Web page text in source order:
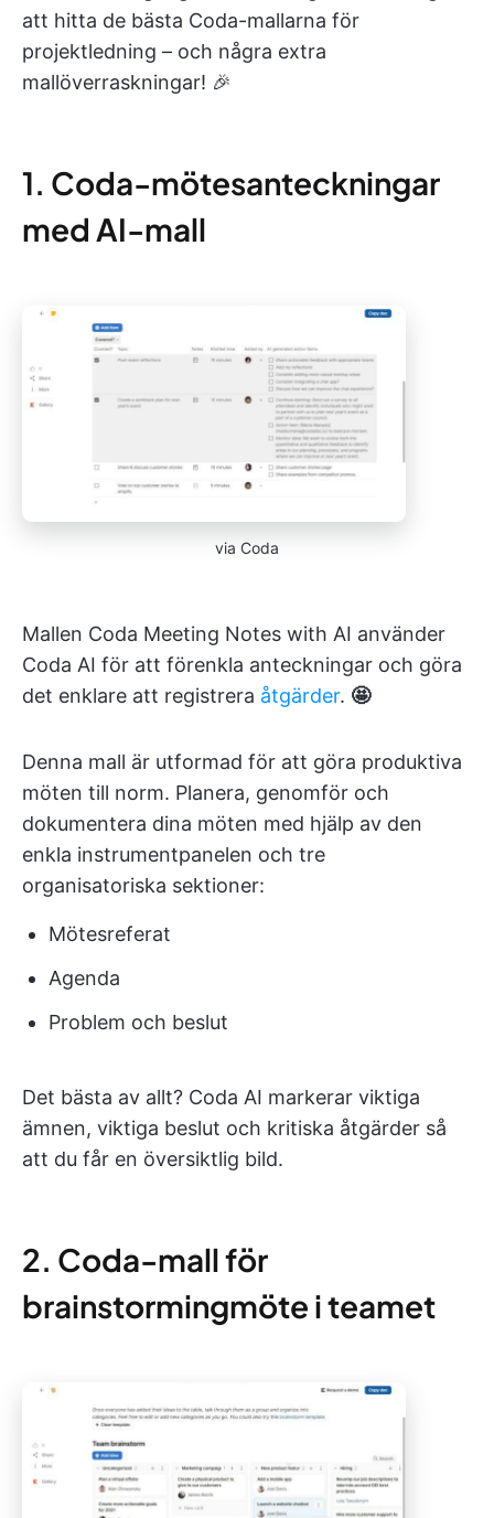
att hitta de bästa Coda-mallarna för
projektledning – och några extra
mallöverraskningar! 🎉
1. Coda-mötesanteckningar
med AI-mall
via Coda
Mallen Coda Meeting Notes with AI använder
Coda AI för att förenkla anteckningar och göra
det enklare att registrera åtgärder. 🤩
Denna mall är utformad för att göra produktiva
möten till norm. Planera, genomför och
dokumentera dina möten med hjälp av den
enkla instrumentpanelen och tre
organisatoriska sektioner:
Mötesreferat
Agenda
Problem och beslut
Det bästa av allt? Coda AI markerar viktiga
ämnen, viktiga beslut och kritiska åtgärder så
att du får en översiktlig bild.
2. Coda-mall för
brainstormingmöte i teamet